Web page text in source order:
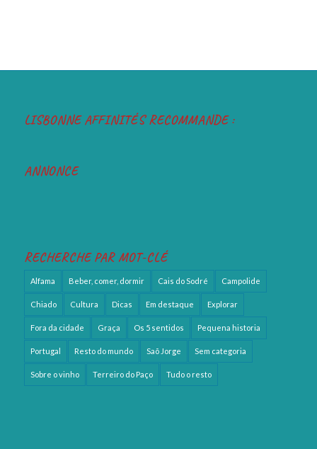
LISBONNE AFFINITÉS RECOMMANDE :
ANNONCE
RECHERCHE PAR MOT-CLÉ
Alfama Beber, comer, dormir Cais do Sodré Campolide
Chiado Cultura Dicas Em destaque Explorar
Fora da cidade Graça Os 5 sentidos Pequena historia
Portugal Resto do mundo Saõ Jorge Sem categoria
Sobre o vinho Terreiro do Paço Tudo o resto